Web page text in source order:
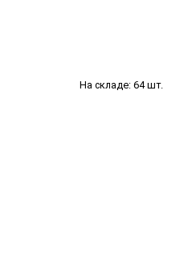
На складе: 64 шт.